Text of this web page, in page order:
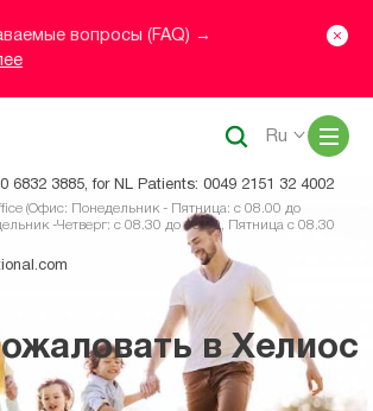
вопросы (FAQ) →
6832 3885, for NL Patients: 0049 2151 32 4002
(Офис: Понедельник - Пятница: с 08.00 до
-Четверг: с 08.30 до 16.00, Пятница с 08.30
Ru
в Хелиос